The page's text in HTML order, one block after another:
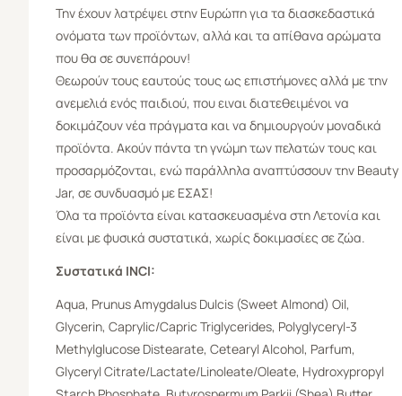
Την έχουν λατρέψει στην Ευρώπη για τα διασκεδαστικά
ονόματα των προϊόντων, αλλά και τα απίθανα αρώματα
που θα σε συνεπάρουν!
Θεωρούν τους εαυτούς τους ως επιστήμονες αλλά με την
ανεμελιά ενός παιδιού, που ειναι διατεθειμένοι να
δοκιμάζουν νέα πράγματα και να δημιουργούν μοναδικά
προϊόντα. Ακούν πάντα τη γνώμη των πελατών τους και
προσαρμόζονται, ενώ παράλληλα αναπτύσσουν την Beauty
Jar, σε συνδυασμό με ΕΣΑΣ!
Όλα τα προϊόντα είναι κατασκευασμένα στη Λετονία και
είναι με φυσικά συστατικά, χωρίς δοκιμασίες σε ζώα.
Συστατικά INCI:
Aqua, Prunus Amygdalus Dulcis (Sweet Almond) Oil,
Glycerin, Caprylic/Capric Triglycerides, Polyglyceryl-3
Methylglucose Distearate, Cetearyl Alcohol, Parfum,
Glyceryl Citrate/Lactate/Linoleate/Oleate, Hydroxypropyl